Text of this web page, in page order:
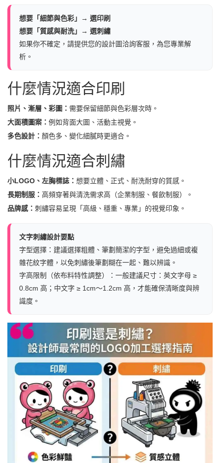
想要「細節與色彩」→ 選印刷
想要「質感與耐洗」→ 選刺繡
如果你不確定，請提供您的設計圖洽詢客服，為您專業解
析。
什麼情況適合印刷
照片、漸層、彩圖： 需要保留細節與色彩層次時。
大面積圖案： 例如背面大圖、活動主視覺。
多色設計： 顏色多、變化細膩時更適合。
什麼情況適合刺繡
小LOGO、左胸標誌： 想要立體、正式、耐洗耐穿的質感。
長期制服： 高頻穿著與清洗需求高（企業制服、餐飲制服）。
品牌感： 刺繡容易呈現「高級、穩重、專業」的視覺印象。
文字刺繡設計要點
字型選擇：建議選擇粗體、筆劃簡潔的字型，避免過細或複
雜花紋字體，以免刺繡後筆劃糊在一起、難以辨識。
字高限制（依布料特性調整）：一般建議尺寸：英文字母 ≥
0.8cm 高；中文字 ≥ 1cm～1.2cm 高，才能確保清晰度與辨
識度。